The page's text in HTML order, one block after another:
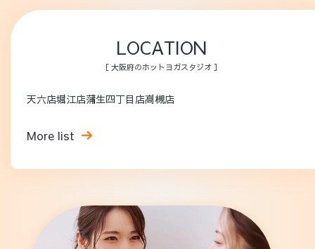
LOCATION
［ 大阪府のホットヨガスタジオ ］
天六店堀江店蒲生四丁目店高槻店
More list